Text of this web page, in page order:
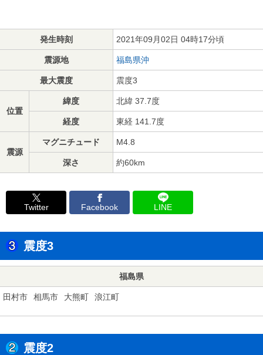
発生時刻 2021年09月02日 04時17分頃
震源地 福島県沖
最大震度 震度3
位置
緯度 北緯 37.7度
経度 東経 141.7度
震源
マグニチュード M4.8
深さ 約60km
Twitter Facebook LINE
震度3
福島県
田村市 相馬市 大熊町 浪江町
震度2